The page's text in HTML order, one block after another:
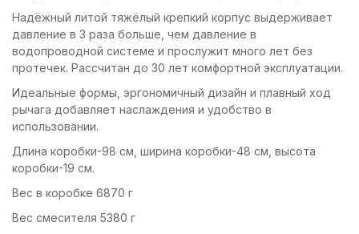
Надёжный литой тяжёлый крепкий корпус выдерживает
давление в 3 раза больше, чем давление в
водопроводной системе и прослужит много лет без
протечек. Рассчитан до 30 лет комфортной эксплуатации.
Идеальные формы, эргономичный дизайн и плавный ход
рычага добавляет наслаждения и удобство в
использовании.
Длина коробки-98 см, ширина коробки-48 см, высота
коробки-19 см.
Вес в коробке 6870 г
Вес смесителя 5380 г